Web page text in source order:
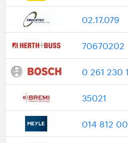
02.17.079
70670202
0 261 230
35021
014 812